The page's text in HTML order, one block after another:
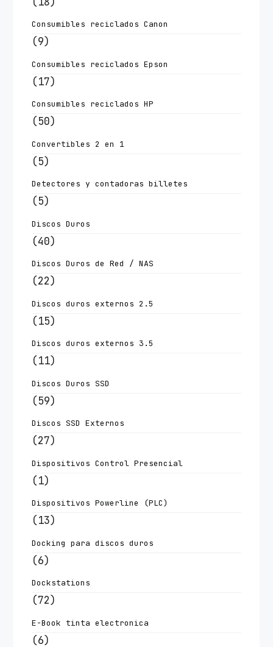
Consumibles reciclados Canon
(9)
Consumibles reciclados Epson
(17)
Consumibles reciclados HP
(50)
Convertibles 2 en 1
(5)
Detectores y contadoras billetes
(5)
Discos Duros
(40)
Discos Duros de Red / NAS
(22)
Discos duros externos 2.5
(15)
Discos duros externos 3.5
(11)
Discos Duros SSD
(59)
Discos SSD Externos
(27)
Dispositivos Control Presencial
(1)
Dispositivos Powerline (PLC)
(13)
Docking para discos duros
(6)
Dockstations
(72)
E-Book tinta electronica
(6)